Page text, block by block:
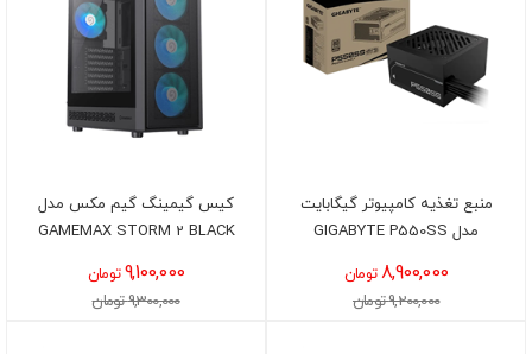
منبع تغذیه کامپیوتر گیگابایت
مدل GIGABYTE P550SS
8,900,000 تومان
9,200,000 تومان
کیس گیمینگ گیم مکس مدل
GAMEMAX STORM 2 BLACK
9,100,000 تومان
9,300,000 تومان